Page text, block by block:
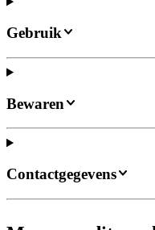
Gebruik
Bewaren
Contactgegevens